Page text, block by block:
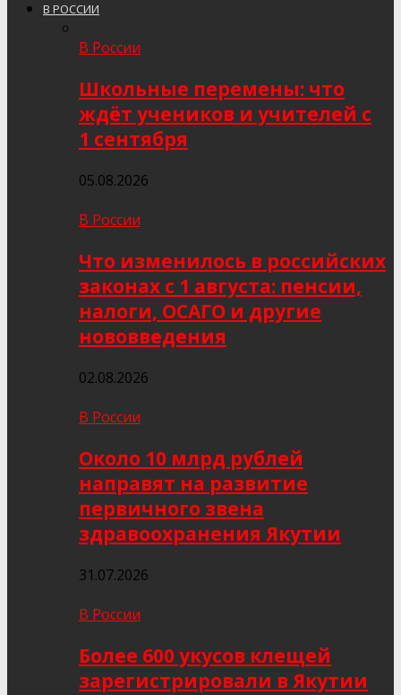
В РОССИИ
В России
Школьные перемены: что
ждёт учеников и учителей с
1 сентября
05.08.2026
В России
Что изменилось в российских
законах с 1 августа: пенсии,
налоги, ОСАГО и другие
нововведения
02.08.2026
В России
Около 10 млрд рублей
направят на развитие
первичного звена
здравоохранения Якутии
31.07.2026
В России
Более 600 укусов клещей
зарегистрировали в Якутии